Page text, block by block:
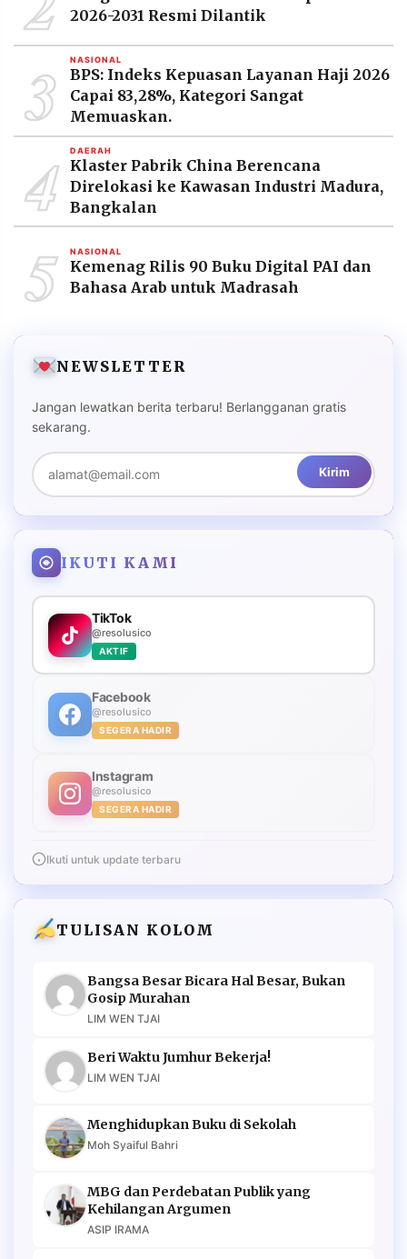
2026-2031 Resmi Dilantik
3 NASIONAL
BPS: Indeks Kepuasan Layanan Haji 2026
Capai 83,28%, Kategori Sangat
Memuaskan.
4 DAERAH
Klaster Pabrik China Berencana
Direlokasi ke Kawasan Industri Madura,
Bangkalan
5 NASIONAL
Kemenag Rilis 90 Buku Digital PAI dan
Bahasa Arab untuk Madrasah
NEWSLETTER
Jangan lewatkan berita terbaru! Berlangganan gratis
sekarang.
Kirim
IKUTI KAMI
TikTok
@resolusico
AKTIF
Facebook
@resolusico
SEGERA HADIR
Instagram
@resolusico
SEGERA HADIR
Ikuti untuk update terbaru
TULISAN KOLOM
Bangsa Besar Bicara Hal Besar, Bukan
Gosip Murahan
LIM WEN TJAI
Beri Waktu Jumhur Bekerja!
LIM WEN TJAI
Menghidupkan Buku di Sekolah
Moh Syaiful Bahri
MBG dan Perdebatan Publik yang
Kehilangan Argumen
ASIP IRAMA